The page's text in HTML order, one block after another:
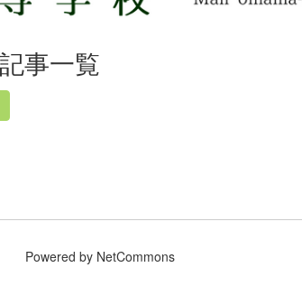
事一覧
Powered by NetCommons